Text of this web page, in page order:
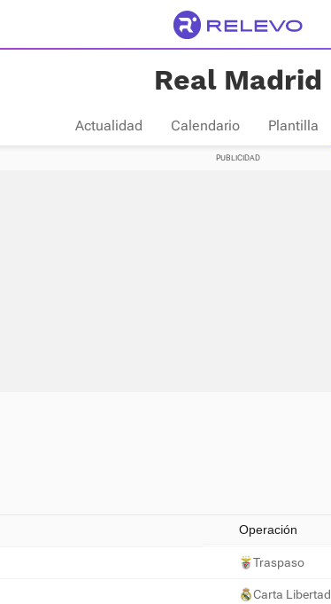
Real Madrid
Actualidad Calendario Plantilla
Operación
Traspaso
Carta Libertad